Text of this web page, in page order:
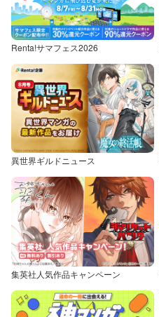
Renta!サマフェス2026
異世界ギルドニュース
集英社人気作品キャンペーン